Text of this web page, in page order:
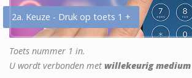
2a. Keuze - Druk op toets 1 +
Toets nummer 1 in.
U wordt verbonden met willekeurig medium